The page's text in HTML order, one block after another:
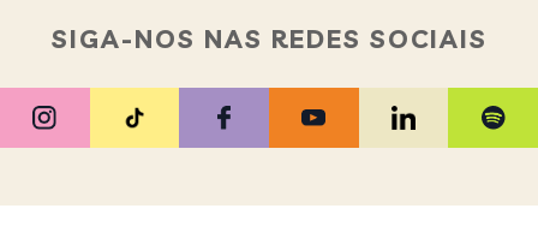
SIGA-NOS NAS REDES SOCIAIS